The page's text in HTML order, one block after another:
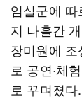
임실군에
지 나흘간
장미원에
로 공연·체
로 꾸며졌다.